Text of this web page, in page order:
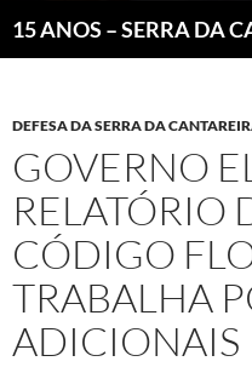
DEFESA DA SERRA DA
GOVERNO
RELATÓRIO
CÓDIGO
TRABALHA
ADICIONAIS